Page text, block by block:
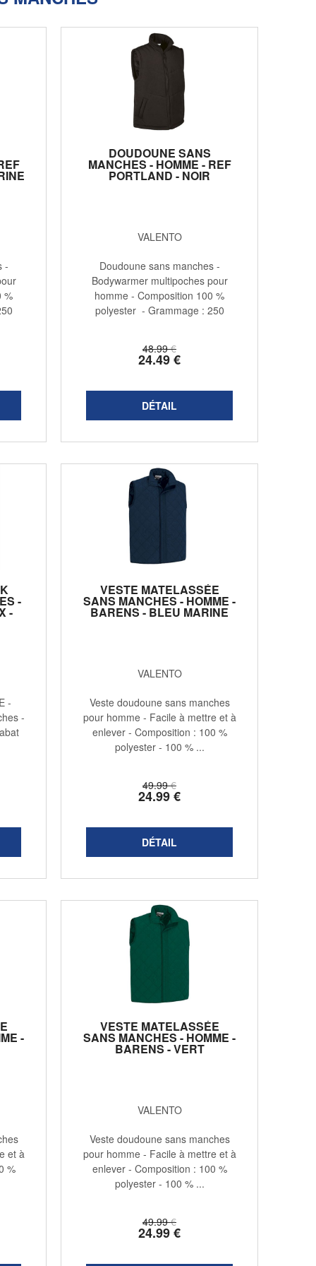
-
%
DOUDOUNE SANS
MANCHES - HOMME - REF
PORTLAND - NOIR
VALENTO
48.99 €
24.49€
Doudoune sans manches -
Bodywarmer multipoches pour
homme - Composition 100 %
polyester - Grammage : 250
-
-
-
-
VESTE MATELASSÉE
SANS MANCHES - HOMME -
BARENS - BLEU MARINE
VALENTO
49.99 €
24.99€
Veste doudoune sans manches
pour homme - Facile à mettre et à
enlever - Composition : 100 %
polyester - 100 % ...
-
et à
%
VESTE MATELASSÉE
SANS MANCHES - HOMME -
BARENS - VERT
VALENTO
49.99 €
24.99€
Veste doudoune sans manches
pour homme - Facile à mettre et à
enlever - Composition : 100 %
polyester - 100 % ...